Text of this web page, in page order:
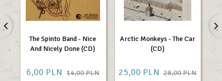
The Spinto Band - Nice
And Nicely Done (CD)
6,00 PLN 14,00 PLN
Arctic Monkeys - The Car
(CD)
25,00 PLN 28,00 PLN